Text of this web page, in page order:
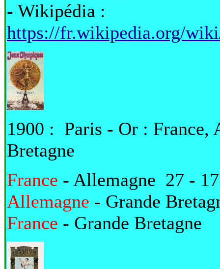
- Wikipédia :
https://fr.wikipedia.org/
1900 : Paris - Or : France,
Bretagne
France - Allemagne 27 -
Allemagne - Grande
France - Grande Bretagne